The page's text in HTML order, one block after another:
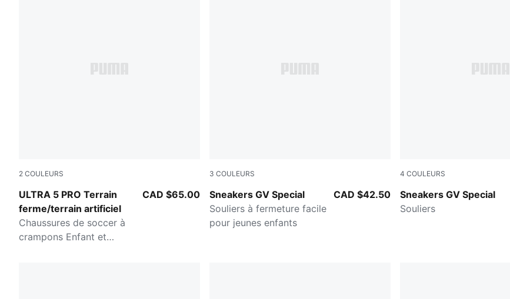
2 COULEURS
ULTRA 5 PRO Terrain
ferme/terrain artificiel
PUMA White-PUMA Black-Glowing Red
Chaussures de soccer à
crampons Enfant et
CAD $65.00
3 COULEURS
Sneakers GV Special
PUMA White-PUMA Black
Souliers à fermeture facile
pour jeunes enfants
CAD $42.50
4 COULEURS
Sneakers GV Special
PUMA White-PUMA White
Souliers